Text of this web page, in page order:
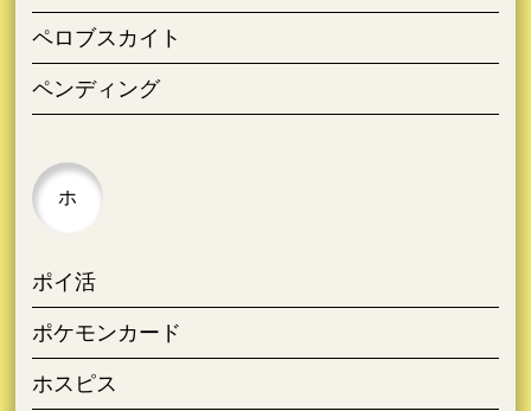
ペロブスカイト
ペンディング
ホ
ポイ活
ポケモンカード
ホスピス